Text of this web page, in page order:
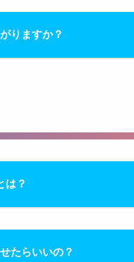
りますか？
は？
たらいいの？